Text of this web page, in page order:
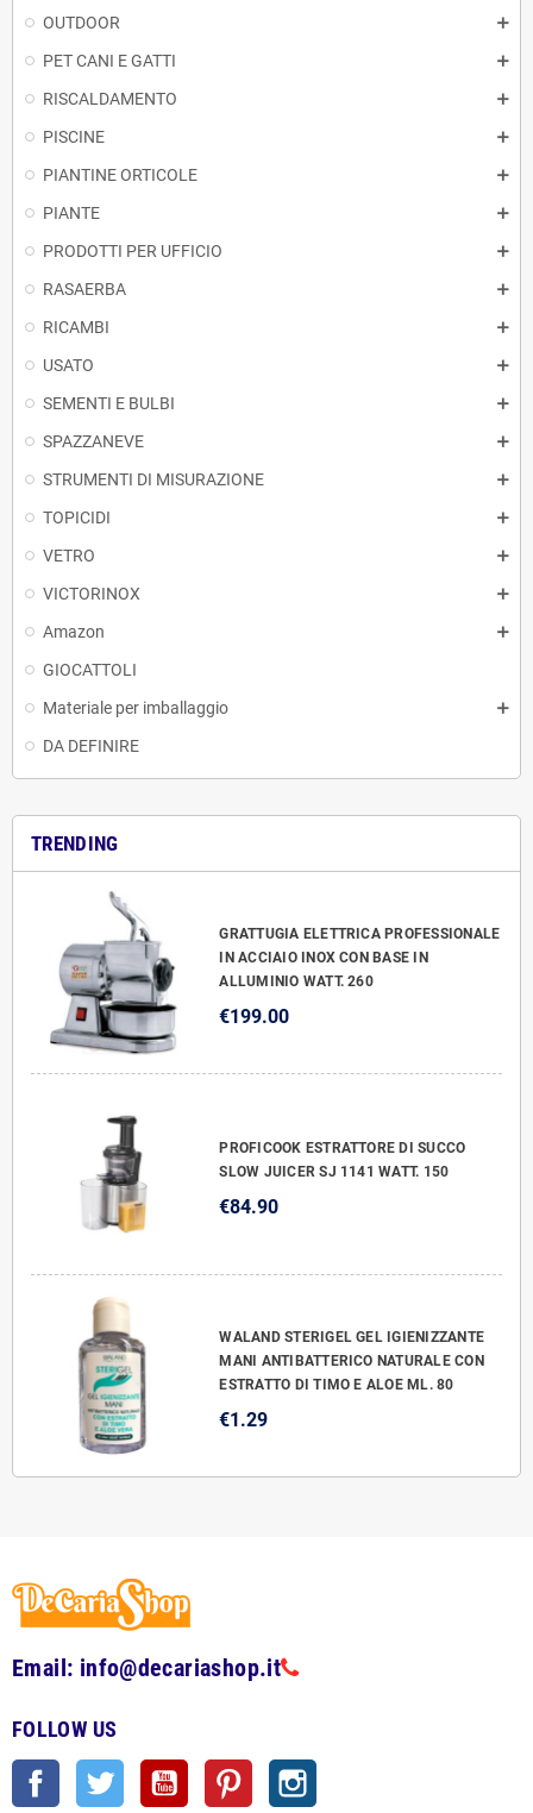
OUTDOOR
PET CANI E GATTI
RISCALDAMENTO
PISCINE
PIANTINE ORTICOLE
PIANTE
PRODOTTI PER UFFICIO
RASAERBA
RICAMBI
USATO
SEMENTI E BULBI
SPAZZANEVE
STRUMENTI DI MISURAZIONE
TOPICIDI
VETRO
VICTORINOX
Amazon
GIOCATTOLI
Materiale per imballaggio
DA DEFINIRE
TRENDING
GRATTUGIA ELETTRICA PROFESSIONALE
IN ACCIAIO INOX CON BASE IN
ALLUMINIO WATT. 260
€199.00
PROFICOOK ESTRATTORE DI SUCCO
SLOW JUICER SJ 1141 WATT. 150
€84.90
WALAND STERIGEL GEL IGIENIZZANTE
MANI ANTIBATTERICO NATURALE CON
ESTRATTO DI TIMO E ALOE ML. 80
€1.29
Email: info@decariashop.it
FOLLOW US
Facebook Twitter YouTube Pinterest